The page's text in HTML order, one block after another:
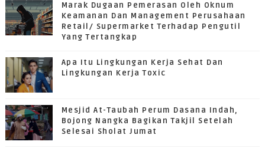
Marak Dugaan Pemerasan Oleh Oknum
Keamanan Dan Management Perusahaan
Retail/ Supermarket Terhadap Pengutil
Yang Tertangkap
Apa Itu Lingkungan Kerja Sehat Dan
Lingkungan Kerja Toxic
Mesjid At-Taubah Perum Dasana Indah,
Bojong Nangka Bagikan Takjil Setelah
Selesai Sholat Jumat